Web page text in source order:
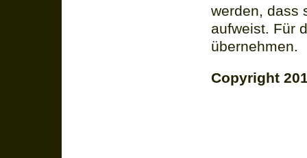
werden, dass
aufweist. Für
übernehmen.
Copyright